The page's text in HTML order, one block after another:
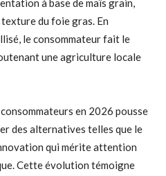
à base de maïs grain,
du foie gras. En
le consommateur fait le
une agriculture locale
en 2026 pousse
des alternatives telles que le
qui mérite attention
Cette évolution témoigne